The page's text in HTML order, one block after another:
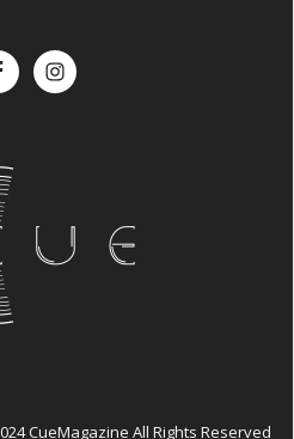
CueMagazine All Rights Reserved